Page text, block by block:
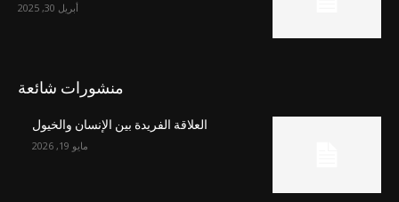
أبريل 30, 2025
منشورات شائعة
العلاقة الفريدة بين الإنسان والخيول
مايو 19, 2026